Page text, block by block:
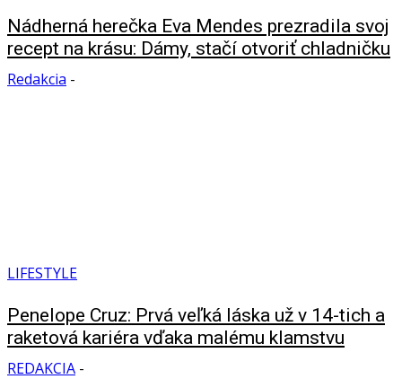
Nádherná herečka Eva Mendes prezradila svoj
recept na krásu: Dámy, stačí otvoriť chladničku
Redakcia -
LIFESTYLE
Penelope Cruz: Prvá veľká láska už v 14-tich a
raketová kariéra vďaka malému klamstvu
REDAKCIA -